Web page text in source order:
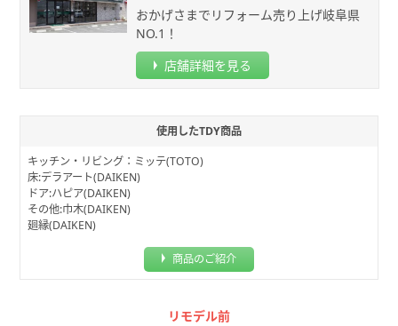
おかげさまでリフォーム売り上げ岐阜県
NO.1！
店舗詳細を見る
使用したTDY商品
キッチン・リビング：ミッテ(TOTO)
床:デラアート(DAIKEN)
ドア:ハピア(DAIKEN)
その他:巾木(DAIKEN)
廻縁(DAIKEN)
商品のご紹介
リモデル前